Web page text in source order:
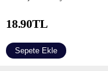
18.90TL
Sepete Ekle